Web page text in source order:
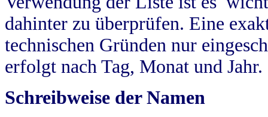
dahinter zu überprüfen. Eine
technischen Gründen nur
erfolgt nach Tag, Monat und Jahr.
Schreibweise der Namen